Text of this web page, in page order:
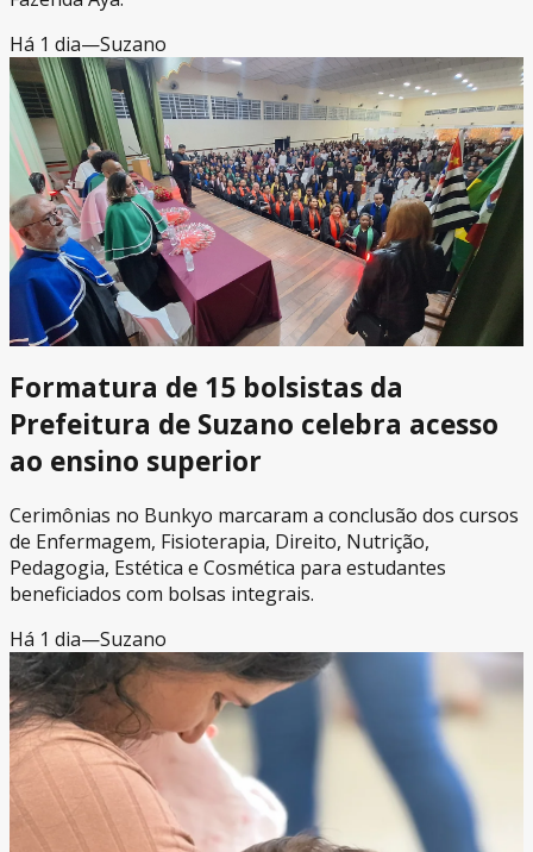
Há 1 dia—Suzano
Formatura de 15 bolsistas da
Prefeitura de Suzano celebra acesso
ao ensino superior
Cerimônias no Bunkyo marcaram a conclusão dos cursos
de Enfermagem, Fisioterapia, Direito, Nutrição,
Pedagogia, Estética e Cosmética para estudantes
beneficiados com bolsas integrais.
Há 1 dia—Suzano